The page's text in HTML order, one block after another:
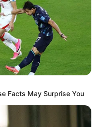
Facts May Surprise You